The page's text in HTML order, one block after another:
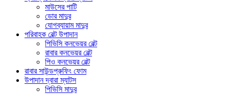
মাউসের পাটি
ডোর মাদুর
যোগব্যায়াম মাদুর
পরিবাহক বেল্ট উপাদান
পিভিসি কনভেয়র বেল্ট
রাবার কনভেয়র বেল্ট
পিও কনভেয়র বেল্ট
রাবার সাউন্ডপ্রুফিং ফোম
উপাদান দ্বারা ম্যাটস
পিভিসি মাদুর